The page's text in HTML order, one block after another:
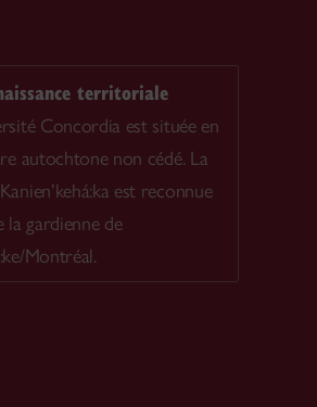
territoriale
Concordia est située en
autochtone non cédé. La
est reconnue
la gardienne de
Montréal.